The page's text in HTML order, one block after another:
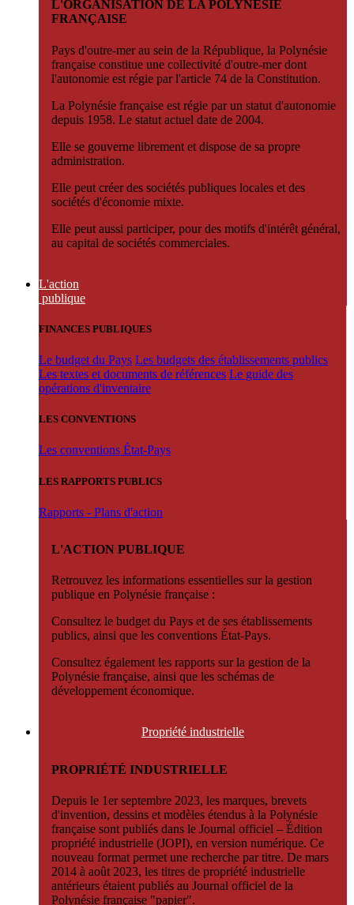
L'ORGANISATION DE LA POLYNÉSIE
FRANÇAISE
Pays d'outre-mer au sein de la République, la Polynésie
française constitue une collectivité d'outre-mer dont
l'autonomie est régie par l'article 74 de la Constitution.
La Polynésie française est régie par un statut d'autonomie
depuis 1958. Le statut actuel date de 2004.
Elle se gouverne librement et dispose de sa propre
administration.
Elle peut créer des sociétés publiques locales et des
sociétés d'économie mixte.
Elle peut aussi participer, pour des motifs d'intérêt général,
au capital de sociétés commerciales.
L'action
publique
FINANCES PUBLIQUES
Le budget du Pays Les budgets des établissements publics
Les textes et documents de références Le guide des
opérations d'inventaire
LES CONVENTIONS
Les conventions État-Pays
LES RAPPORTS PUBLICS
Rapports - Plans d'action
L'ACTION PUBLIQUE
Retrouvez les informations essentielles sur la gestion
publique en Polynésie française :
Consultez le budget du Pays et de ses établissements
publics, ainsi que les conventions État-Pays.
Consultez également les rapports sur la gestion de la
Polynésie française, ainsi que les schémas de
développement économique.
Propriété industrielle
PROPRIÉTÉ INDUSTRIELLE
Depuis le 1er septembre 2023, les marques, brevets
d'invention, dessins et modèles étendus à la Polynésie
française sont publiés dans le Journal officiel – Édition
propriété industrielle (JOPI), en version numérique. Ce
nouveau format permet une recherche par titre. De mars
2014 à août 2023, les titres de propriété industrielle
antérieurs étaient publiés au Journal officiel de la
Polynésie française "papier".